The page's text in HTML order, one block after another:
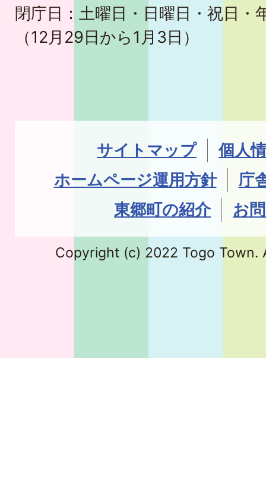
閉庁日：土曜日・日曜日・祝日・
（12月29日から1月3日）
サイトマップ
個人
ホームページ運用方針
庁
東郷町の紹介
お
Copyright (c) 2022 Togo Town.